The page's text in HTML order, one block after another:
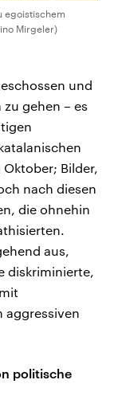
egoistischem
Mirgeler)
und
gehen – es
Bilder,
nach diesen
die ohnehin
aus,
diskriminierte,
aggressiven
politische